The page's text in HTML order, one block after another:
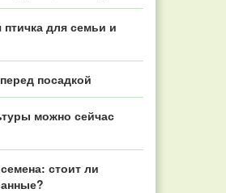
птичка для семьи и
посадкой
можно сейчас
стоит ли